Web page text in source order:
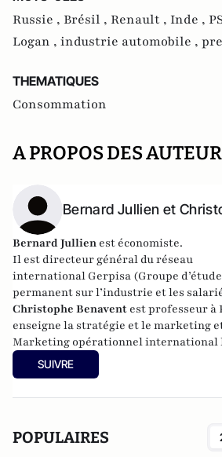
Russie , Brésil , Renault , Inde ,
Logan , industrie automobile ,
THEMATIQUES
Consommation
A PROPOS DES
Bernard Jullien et
Bernard Jullien est économiste.
Il est directeur général du réseau
international Gerpisa (Groupe
permanent sur l’industrie et les
Christophe Benavent est professeur à
enseigne la stratégie et le marketing
Marketing opérationnel international
responsabilité de la rubrique "Digital"
Marketing.
SUIVRE
POPULAIRES